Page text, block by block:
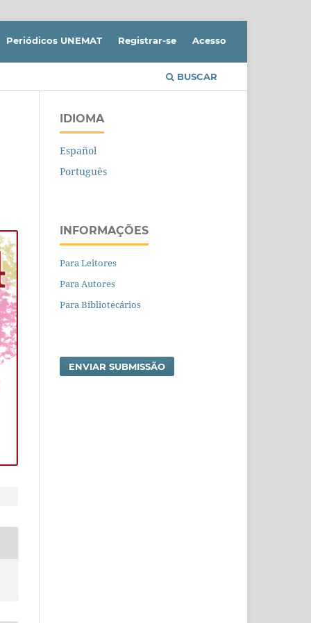
BUSCAR
Periódicos UNEMAT Registrar-se Acesso
IDIOMA
Español
Português
INFORMAÇÕES
Para Leitores
Para Autores
Para Bibliotecários
ENVIAR SUBMISSÃO